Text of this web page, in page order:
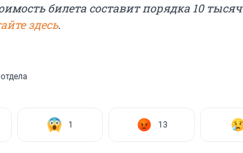
билета составит порядка 10 тысяч
здесь.
1 13